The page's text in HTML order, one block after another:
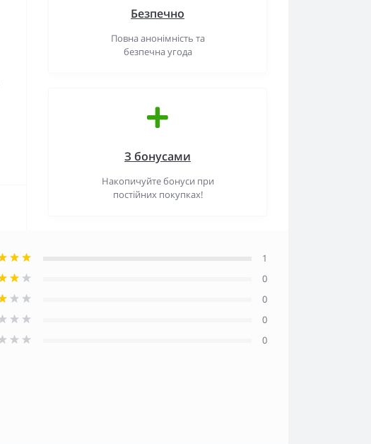
Безпечно
Повна анонімність та
безпечна угода
З бонусами
Накопичуйте бонуси при
постійних покупках!
1
0
0
0
0